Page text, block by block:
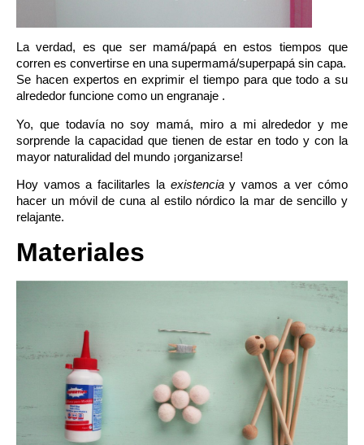
La verdad, es que ser mamá/papá en estos tiempos que
corren es convertirse en una supermamá/superpapá sin capa.
Se hacen expertos en exprimir el tiempo para que todo a su
alrededor funcione como un engranaje .
Yo, que todavía no soy mamá, miro a mi alrededor y me
sorprende la capacidad que tienen de estar en todo y con la
mayor naturalidad del mundo ¡organizarse!
Hoy vamos a facilitarles la existenciay vamos a ver cómo
hacer un móvil de cuna al estilo nórdico la mar de sencillo y
relajante.
Materiales